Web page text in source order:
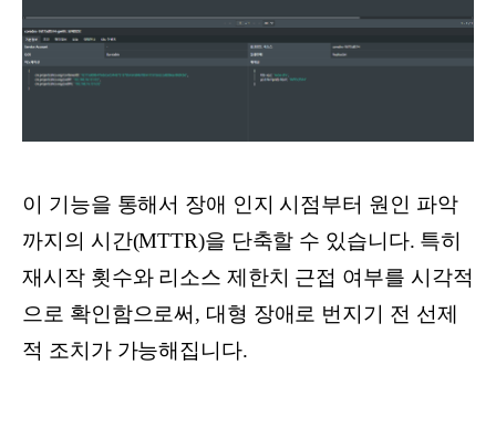
이 기능을 통해서 장애 인지 시점부터 원인 파악
까지의 시간(MTTR)을 단축할 수 있습니다. 특히
재시작 횟수와 리소스 제한치 근접 여부를 시각적
으로 확인함으로써, 대형 장애로 번지기 전 선제
적 조치가 가능해집니다.